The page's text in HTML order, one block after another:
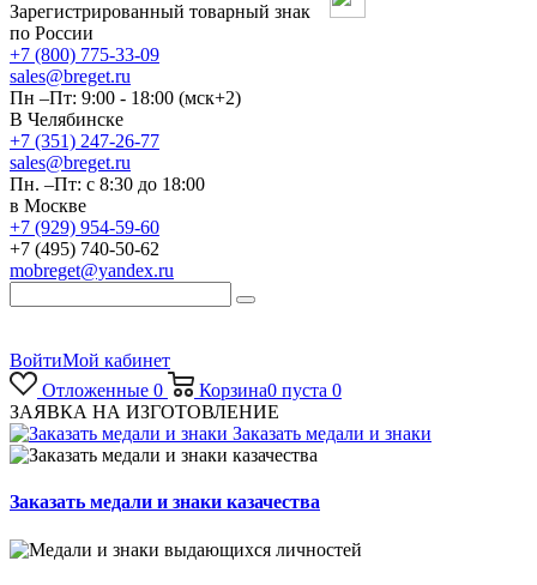
Зарегистрированный товарный знак
по России
+7 (800) 775-33-09
sales@breget.ru
Пн –Пт: 9:00 - 18:00 (мск+2)
В Челябинске
+7 (351) 247-26-77
sales@breget.ru
Пн. –Пт: с 8:30 до 18:00
в Москве
+7 (929) 954-59-60
+7 (495) 740-50-62
mobreget@yandex.ru
ВойтиМой кабинет
Отложенные 0 Корзина0 пуста 0
ЗАЯВКА НА ИЗГОТОВЛЕНИЕ
Заказать медали и знаки
Заказать медали и знаки казачества